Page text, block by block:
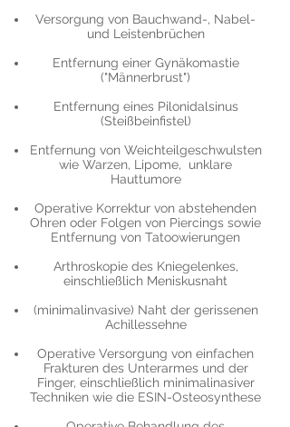
Versorgung von Bauchwand-, Nabel-
und Leistenbrüchen
Entfernung einer Gynäkomastie
("Männerbrust")
Entfernung eines Pilonidalsinus
(Steißbeinfistel)
Entfernung von Weichteilgeschwulsten
wie Warzen, Lipome, unklare
Hauttumore
Operative Korrektur von abstehenden
Ohren oder Folgen von Piercings sowie
Entfernung von Tatoowierungen
Arthroskopie des Kniegelenkes,
einschließlich Meniskusnaht
(minimalinvasive) Naht der gerissenen
Achillessehne
Operative Versorgung von einfachen
Frakturen des Unterarmes und der
Finger, einschließlich minimalinasiver
Techniken wie die ESIN-Osteosynthese